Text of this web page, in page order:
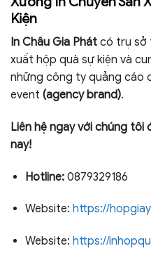
Kiện
In Châu Gia Phát có trụ sở
xuất hộp quà sự kiện và
những công ty quảng cáo
event (agency brand).
Liên hệ ngay với chúng
nay!
Hotline: 0879329186
Website: https://
Website: https://